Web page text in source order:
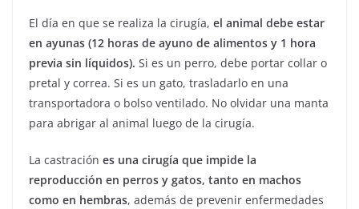
El día en que se realiza la cirugía, el animal debe estar
en ayunas (12 horas de ayuno de alimentos y 1 hora
previa sin líquidos). Si es un perro, debe portar collar o
pretal y correa. Si es un gato, trasladarlo en una
transportadora o bolso ventilado. No olvidar una manta
para abrigar al animal luego de la cirugía.
La castración es una cirugía que impide la
reproducción en perros y gatos, tanto en machos
como en hembras, además de prevenir enfermedades